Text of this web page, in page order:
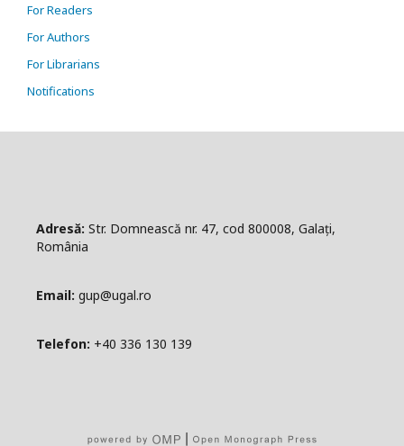
For Readers
For Authors
For Librarians
Notifications
Adresă: Str. Domnească nr. 47, cod 800008, Galați,
România
Email: gup@ugal.ro
Telefon: +40 336 130 139